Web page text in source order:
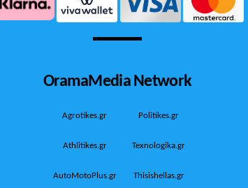
OramaMedia Network
Agrotikes.gr Politikes.gr
Athlitikes.gr Texnologika.gr
AutoMotoPlus.gr Thisishellas.gr